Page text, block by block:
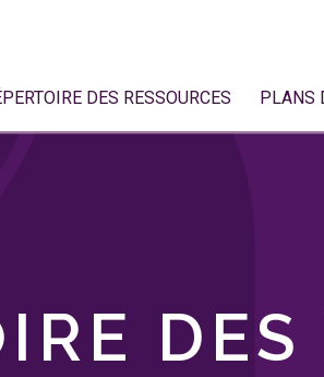
DES RESSOURCES PLANS